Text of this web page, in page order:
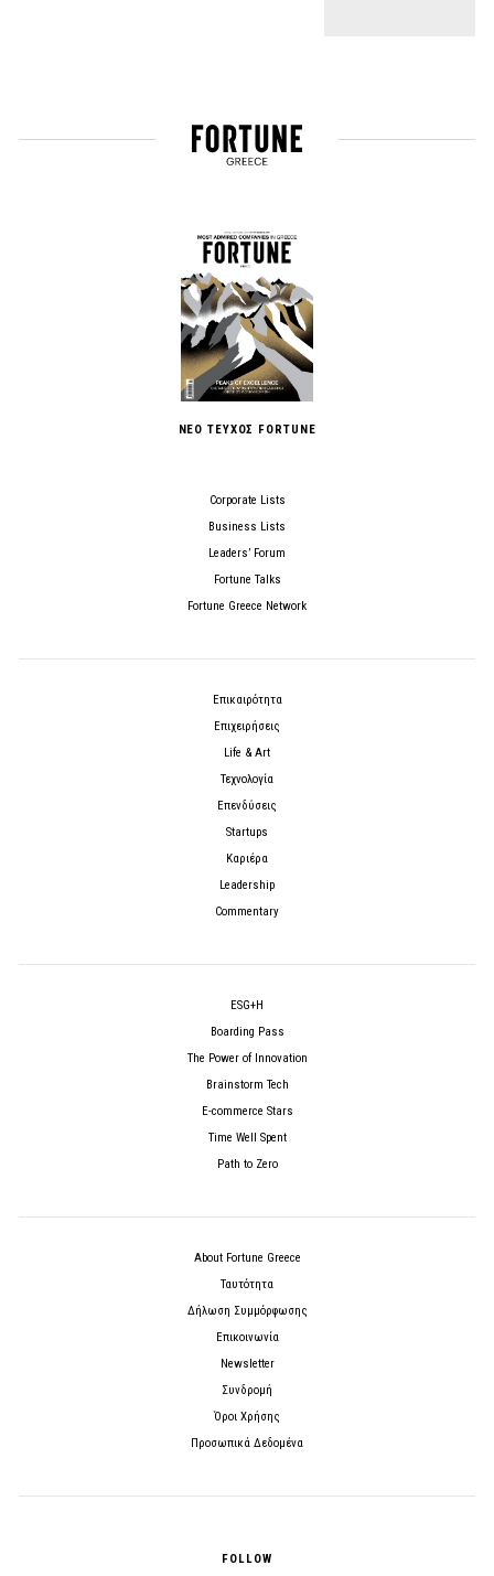
ΝΕΟ ΤΕΥΧΟΣ FORTUNE
Corporate Lists
Business Lists
Leaders’ Forum
Fortune Talks
Fortune Greece Network
Επικαιρότητα
Επιχειρήσεις
Life & Art
Τεχνολογία
Επενδύσεις
Startups
Καριέρα
Leadership
Commentary
ESG+H
Boarding Pass
The Power of Innovation
Brainstorm Tech
E-commerce Stars
Time Well Spent
Path to Zero
About Fortune Greece
Ταυτότητα
Δήλωση Συμμόρφωσης
Επικοινωνία
Newsletter
Συνδρομή
Όροι Χρήσης
Προσωπικά Δεδομένα
FOLLOW